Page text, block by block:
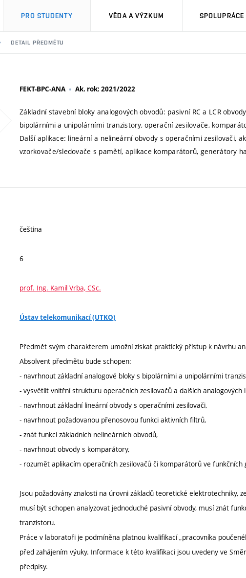
PRO STUDENTY VĚDA A VÝZKUM SPOLUPRÁCE
DETAIL PŘEDMĚTU
FEKT-BPC-ANA Ak. rok: 2021/2022
Základní stavební bloky analogových obvodů: pasivní RC a LCR
bipolárními a unipolárními tranzistory, operační zesilovače,
Další aplikace: lineární a nelineární obvody s operačními zesilovači,
vzorkovače/sledovače s pamětí, aplikace komparátorů, generátory
čeština
6
prof. Ing. Kamil Vrba, CSc.
Ústav telekomunikací (UTKO)
Předmět svým charakterem umožní získat praktický přístup k návrhu
Absolvent předmětu bude schopen:
- navrhnout základní analogové bloky s bipolárními a unipolárními
- vysvětlit vnitřní strukturu operačních zesilovačů a dalších analogových
- navrhnout základní lineární obvody s operačními zesilovači,
- navrhnout požadovanou přenosovou funkci aktivních filtrů,
- znát funkci základních nelineárních obvodů,
- navrhnout obvody s komparátory,
- rozumět aplikacím operačních zesilovačů či komparátorů ve
Jsou požadovány znalosti na úrovni základů teoretické elektrotechniky,
musí být schopen analyzovat jednoduché pasivní obvody, musí znát
tranzistoru.
Práce v laboratoři je podmíněna platnou kvalifikací „pracovníka
před zahájením výuky. Informace k této kvalifikaci jsou uvedeny ve
předpisy.